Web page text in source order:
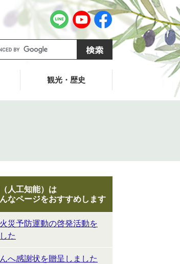
観光・歴史
人工知能）は
なページをおすすめします
災予防運動の啓発活動を
た
へ感謝状を贈呈しました